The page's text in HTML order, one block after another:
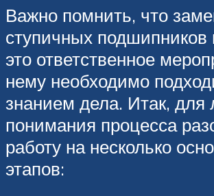
Важно помнить, что
ступичных подшипников
это ответственное
нему необходимо
знанием дела. Итак, для
понимания процесса
работу на несколько
этапов: